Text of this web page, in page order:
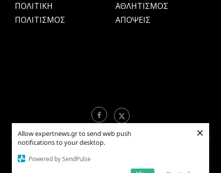
Allow expertnews.gr to send web push
notifications to your desktop.
Powered by SendPulse
×
ΠΟΛΙΤΙΚΗ
ΠΟΛΙΤΙΣΜΟΣ
ΑΘΛΗΤΙΣΜΟΣ
ΑΠΟΨΕΙΣ